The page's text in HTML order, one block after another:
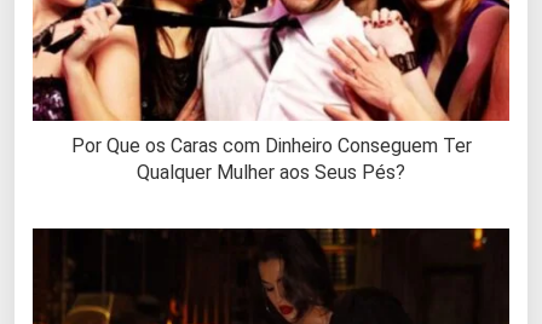
Por Que os Caras com Dinheiro Conseguem Ter
Qualquer Mulher aos Seus Pés?